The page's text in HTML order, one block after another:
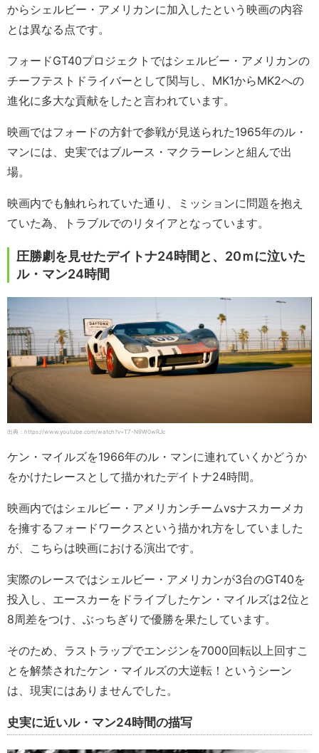
からシェルビー・アメリカンに加入したという映画の内容
とは異なる点です。
フォードGT40プロジェクトではシェルビー・アメリカンの
チーフテストドライバーとして関与し、MK1からMK2への
進化に多大な貢献をしたと言われています。
映画ではフォードの方針で参戦が見送られた1965年のル・
マンには、史実ではブルース・マクラーレンと組んで出
場。
映画内でも触れられていた通り、ミッションに問題を抱え
ていた為、トラブルでのリタイアとなっています。
圧勝劇を見せたデイトナ24時間と、20ｍに泣いた
ル・マン24時間
出典：https://www.youtube.com/watch?v=T7-N9W0wRJc
ケン・マイルズを1966年のル・マンに連れていくかどうか
をかけたレースとして描かれたデイトナ24時間。
映画内ではシェルビー・アメリカンチームvsナスカーメカ
を擁するフォードワークスという描かれ方をしていました
が、こちらは映画における演出です。
実際のレースではシェルビー・アメリカンが3台のGT40を
投入し、エースカーをドライブしたケン・マイルズは2位と
8周差をつけ、ぶっちぎりで優勝を果たしています。
そのため、ラストラップでエンジンを7000回転以上回すこ
とを解禁されたケン・マイルズの大逆転！というシーン
は、現実にはありませんでした。
史実に近いル・マン24時間の描写